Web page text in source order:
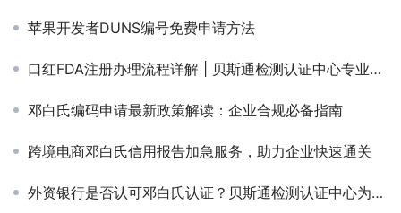
苹果开发者DUNS编号免费申请方法
口红FDA注册办理流程详解 | 贝斯通检测认证中心专业指南
邓白氏编码申请最新政策解读：企业合规必备指南
跨境电商邓白氏信用报告加急服务，助力企业快速通关
外资银行是否认可邓白氏认证？贝斯通检测认证中心为您解析